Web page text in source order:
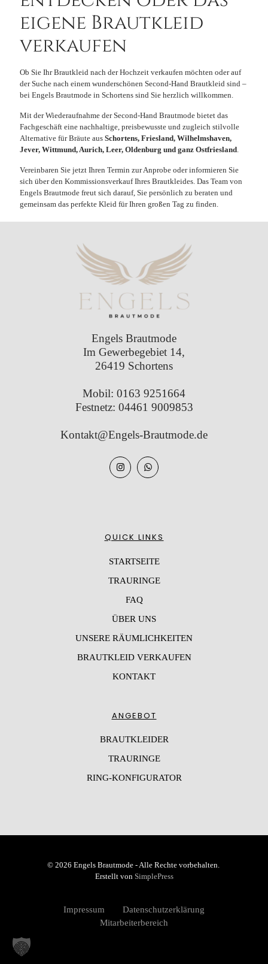
eigene Brautkleid
verkaufen
Ob Sie Ihr Brautkleid nach der Hochzeit verkaufen möchten oder auf
der Suche nach einem wunderschönen Second-Hand Brautkleid sind –
bei Engels Brautmode in Schortens sind Sie herzlich willkommen.
Mit der Wiederaufnahme der Second-Hand Brautmode bietet das
Fachgeschäft eine nachhaltige, preisbewusste und zugleich stilvolle
Alternative für Bräute aus Schortens, Friesland, Wilhelmshaven,
Jever, Wittmund, Aurich, Leer, Oldenburg und ganz Ostfriesland
Vereinbaren Sie jetzt Ihren Termin zur Anprobe oder informieren Sie
sich über den Kommissionsverkauf Ihres Brautkleides. Das Team von
Engels Brautmode freut sich darauf, Sie persönlich zu beraten und
gemeinsam das perfekte Kleid für Ihren großen Tag zu finden.
Engels Brautmode
Im Gewerbegebiet 14,
26419 Schortens
Mobil: 0163 9251664
Festnetz: 04461 9009853
Kontakt@Engels-Brautmode.de
QUICK LINKS
STARTSEITE
TRAURINGE
FAQ
ÜBER UNS
UNSERE RÄUMLICHKEITEN
BRAUTKLEID VERKAUFEN
KONTAKT
ANGEBOT
BRAUTKLEIDER
TRAURINGE
RING-KONFIGURATOR
© 2026 Engels Brautmode - Alle Rechte vorbehalten.
Erstellt von SimplePress
Impressum
Datenschutzerklärung
Mitarbeiterbereich